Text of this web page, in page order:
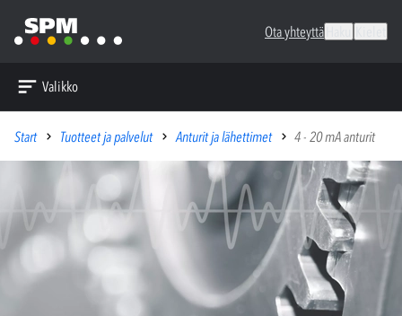
Ota yhteyttä
Valikko
Start Tuotteet ja palvelut Anturit ja lähettimet 4 - 20 mA anturit